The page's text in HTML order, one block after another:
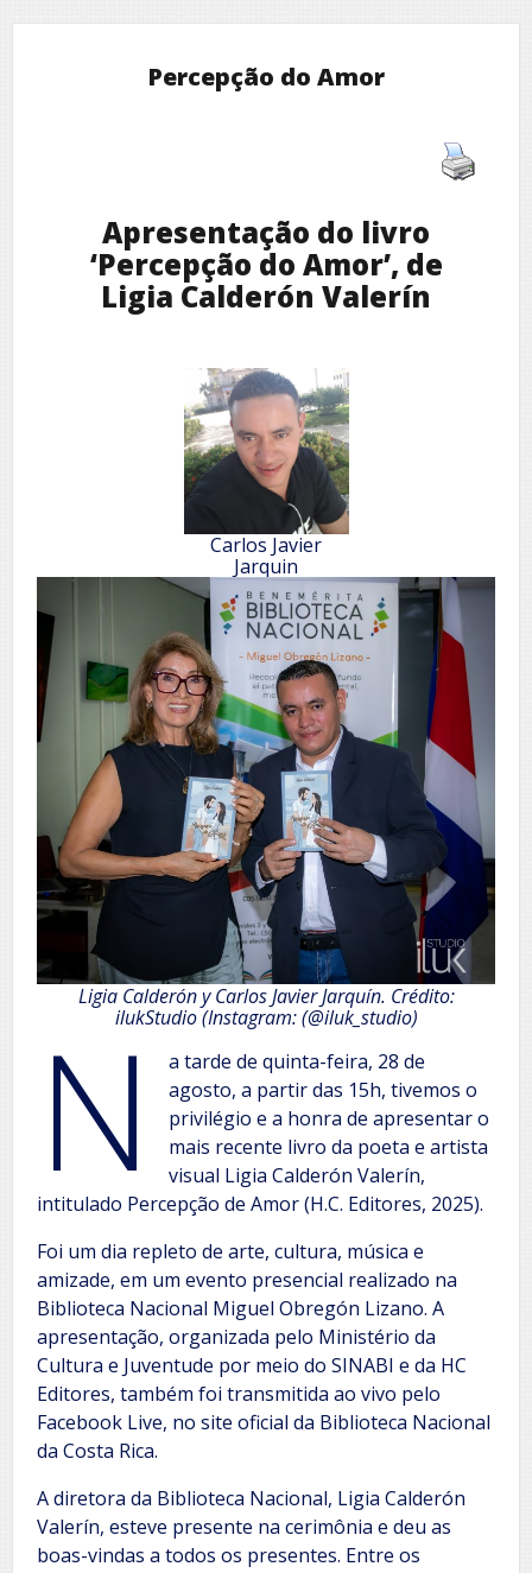
Percepção do Amor
Apresentação do livro
‘Percepção do Amor’, de
Ligia Calderón Valerín
Carlos Javier
Jarquin
Ligia Calderón y Carlos Javier Jarquín. Crédito:
ilukStudio (Instagram: (@iluk_studio)
N
a tarde de quinta-feira, 28 de
agosto, a partir das 15h, tivemos o
privilégio e a honra de apresentar o
mais recente livro da poeta e artista
visual Ligia Calderón Valerín,
intitulado Percepção de Amor (H.C. Editores, 2025).
Foi um dia repleto de arte, cultura, música e
amizade, em um evento presencial realizado na
Biblioteca Nacional Miguel Obregón Lizano. A
apresentação, organizada pelo Ministério da
Cultura e Juventude por meio do SINABI e da HC
Editores, também foi transmitida ao vivo pelo
Facebook Live, no site oficial da Biblioteca Nacional
da Costa Rica.
A diretora da Biblioteca Nacional, Ligia Calderón
Valerín, esteve presente na cerimônia e deu as
boas-vindas a todos os presentes. Entre os